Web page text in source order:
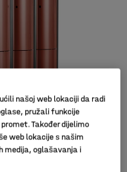
našoj web lokaciji da radi
pružali funkcije
Također dijelimo
web lokacije s našim
medija, oglašavanja i